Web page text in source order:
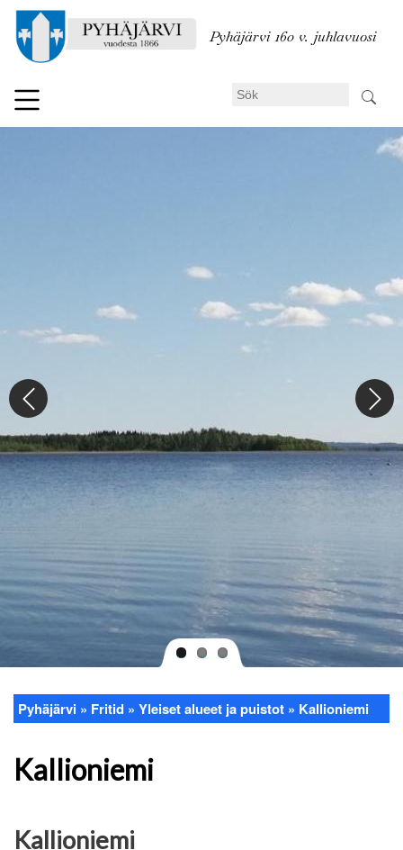
till
Pyhäjärvi 160 v. juhlavuosi
Sök
Länkstig
Pyhäjärvi Fritid Yleiset alueet ja puistot Kallioniemi
Kallioniemi
Kallioniemi